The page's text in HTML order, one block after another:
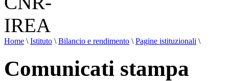
Home \ Istituto \ Bilancio e rendimento \ Pagine istituzionali \
Comunicati stampa